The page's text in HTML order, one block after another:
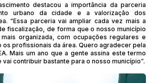
destacou a importância da parceria
urbano da cidade e a valorização dos
“Essa parceria vai ampliar cada vez mais a
fiscalização, de forma que o nosso município
organizada, com ocupações regulares e
os profissionais da área. Quero agradecer pela
Mais um ano que a gente assina este termo
contribuir bastante para o nosso município”.